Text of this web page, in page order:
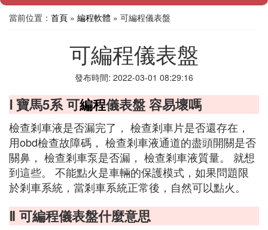
當前位置： 首頁 » 編程軟體 » 可編程儀表盤
可編程儀表盤
發布時間: 2022-03-01 08:29:16
Ⅰ 寶馬5系 可編程儀表盤 容易壞嗎
檢查剎車液是否漏完了， 檢查剎車片是否還存在，
用obd檢查故障碼， 檢查剎車液通道的盡頭開關是否
關鼻， 檢查剎車泵是否漏， 檢查剎車液質量。 就想
到這些。 不能點火是車輛的保護模式，如果問題限
於剎車系統，當剎車系統正常後，自然可以點火。
Ⅱ 可編程儀表盤什麼意思